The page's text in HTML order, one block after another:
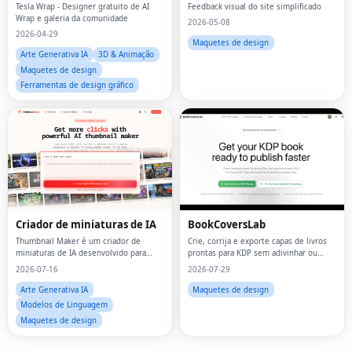
Tesla Wrap - Designer gratuito de AI
Wrap e galeria da comunidade
2026-04-29
Arte Generativa IA
3D & Animação
Maquetes de design
Ferramentas de design gráfico
Feedback visual do site simplificado
2026-05-08
Maquetes de design
Criador de miniaturas de IA
Thumbnail Maker é um criador de
miniaturas de IA desenvolvido para
ajudar os criadores a transformar ideias
clique em segundos.
2026-07-16
Arte Generativa IA
Modelos de Linguagem
Maquetes de design
BookCoversLab
Crie, corrija e exporte capas de livros
prontas para KDP sem adivinhar ou
começar do zero.
2026-07-29
Maquetes de design